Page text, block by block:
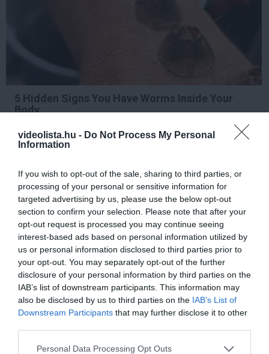
videolista.hu - Do Not Process My Personal
Information
If you wish to opt-out of the sale, sharing to third parties, or
processing of your personal or sensitive information for
targeted advertising by us, please use the below opt-out
section to confirm your selection. Please note that after your
opt-out request is processed you may continue seeing
interest-based ads based on personal information utilized by
us or personal information disclosed to third parties prior to
your opt-out. You may separately opt-out of the further
disclosure of your personal information by third parties on the
IAB’s list of downstream participants. This information may
also be disclosed by us to third parties on the IAB’s List of
Downstream Participants that may further disclose it to other
Please note that this website/app uses one or more Google
Personal Data Processing Opt Outs
5 Hidden Signs You Have Worms Inside Your
Body